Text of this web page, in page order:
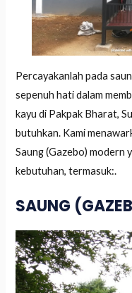
Percayakanlah pada
sepenuh hati dalam
kayu di Pakpak Bharat,
butuhkan. Kami
Saung (Gazebo) modern
kebutuhan, termasuk:.
SAUNG